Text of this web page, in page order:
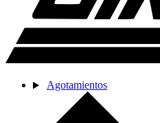
Agotamientos